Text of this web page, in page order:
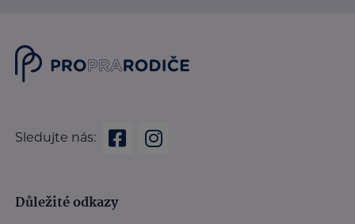
Sledujte nás:
Důležité odkazy